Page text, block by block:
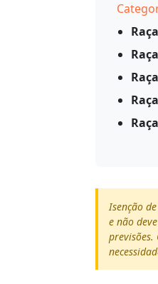
Isenção
e não